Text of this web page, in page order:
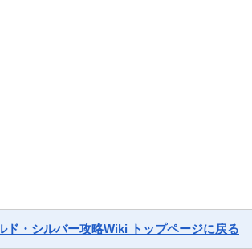
ド・シルバー攻略Wiki トップページに戻る